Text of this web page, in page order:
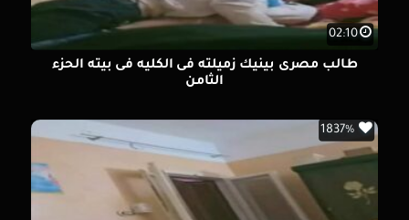
02:10
طالب مصرى بينيك زميلته فى الكليه فى بيته الحزء
الثامن
1837%